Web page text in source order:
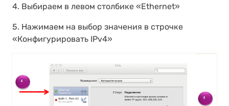
4. Выбираем в левом столбике «Ethernet»
5. Нажимаем на выбор значения в строчке
«Конфигурировать IPv4»